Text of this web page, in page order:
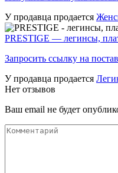
У продавца продается
PRESTIGE — легинсы,
Запросить ссылку на
У продавца продается
Нет отзывов
Ваш email не будет